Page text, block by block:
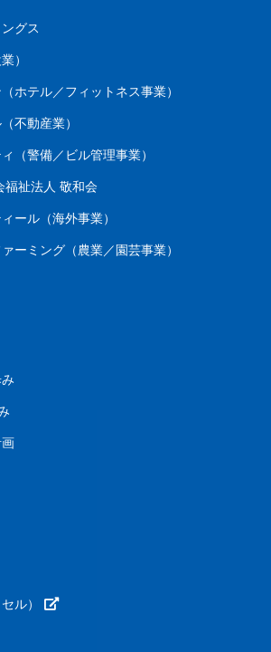
グス
）
ホテル／フィットネス事業）
不動産業）
（警備／ビル管理事業）
福祉法人 敬和会
ール（海外事業）
ーミング（農業／園芸事業）
ル）